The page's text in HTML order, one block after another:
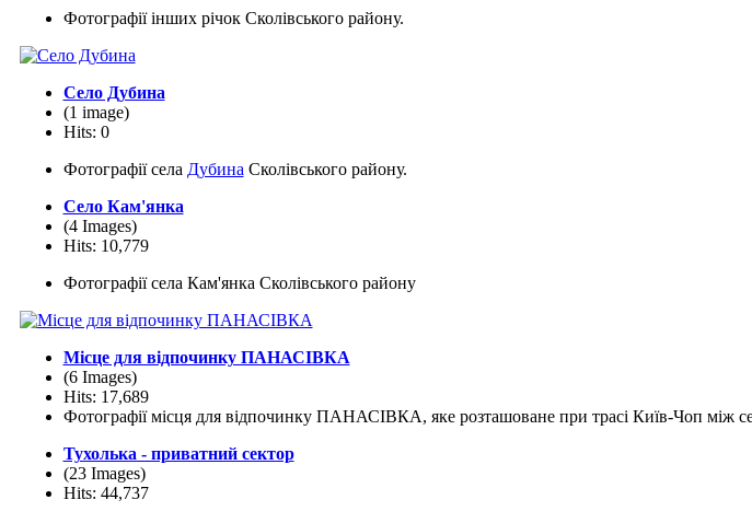
Фотографії інших річок Сколівського району.
Село Дубина
(1 image)
Hits: 0
Фотографії села Дубина Сколівського району.
Село Кам'янка
(4 Images)
Hits: 10,779
Фотографії села Кам'янка Сколівського району
Місце для відпочинку ПАНАСІВКА
(6 Images)
Hits: 17,689
Фотографії місця для відпочинку ПАНАСІВКА, яке розташоване при трасі Київ-Чоп між
Тухолька - приватний сектор
(23 Images)
Hits: 44,737